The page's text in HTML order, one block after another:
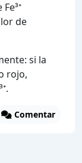
de
si la
rojo,
Comentar